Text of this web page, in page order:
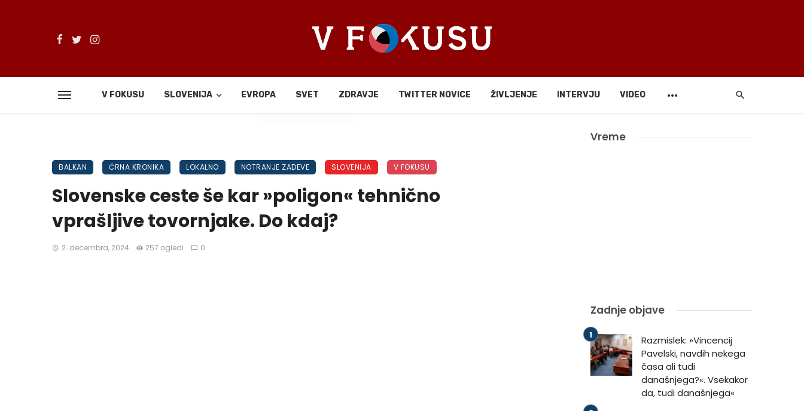
V FOKUSU SLOVENIJA EVROPA SVET ZDRAVJE TWITTER NOVICE ŽIVLJENJE INTERVJU VIDEO
Deli
BALKAN ČRNA KRONIKA LOKALNO NOTRANJE ZADEVE SLOVENIJA V FOKUSU
Slovenske ceste še kar »poligon« tehnično
vprašljive tovornjake. Do kdaj?
2. decembra, 2024 257 ogledi 0
Vreme
Zadnje objave
Razmislek: »Vincencij
Pavelski, navdih nekega
časa ali tudi
današnjega?«. Vsekakor
da, tudi današnjega«